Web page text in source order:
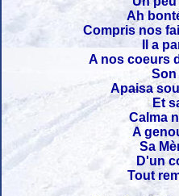
Ah
Compris nos
Il a
A nos coeurs
Son
Apaisa
Et
Calma
A
Sa
D'un
Tout